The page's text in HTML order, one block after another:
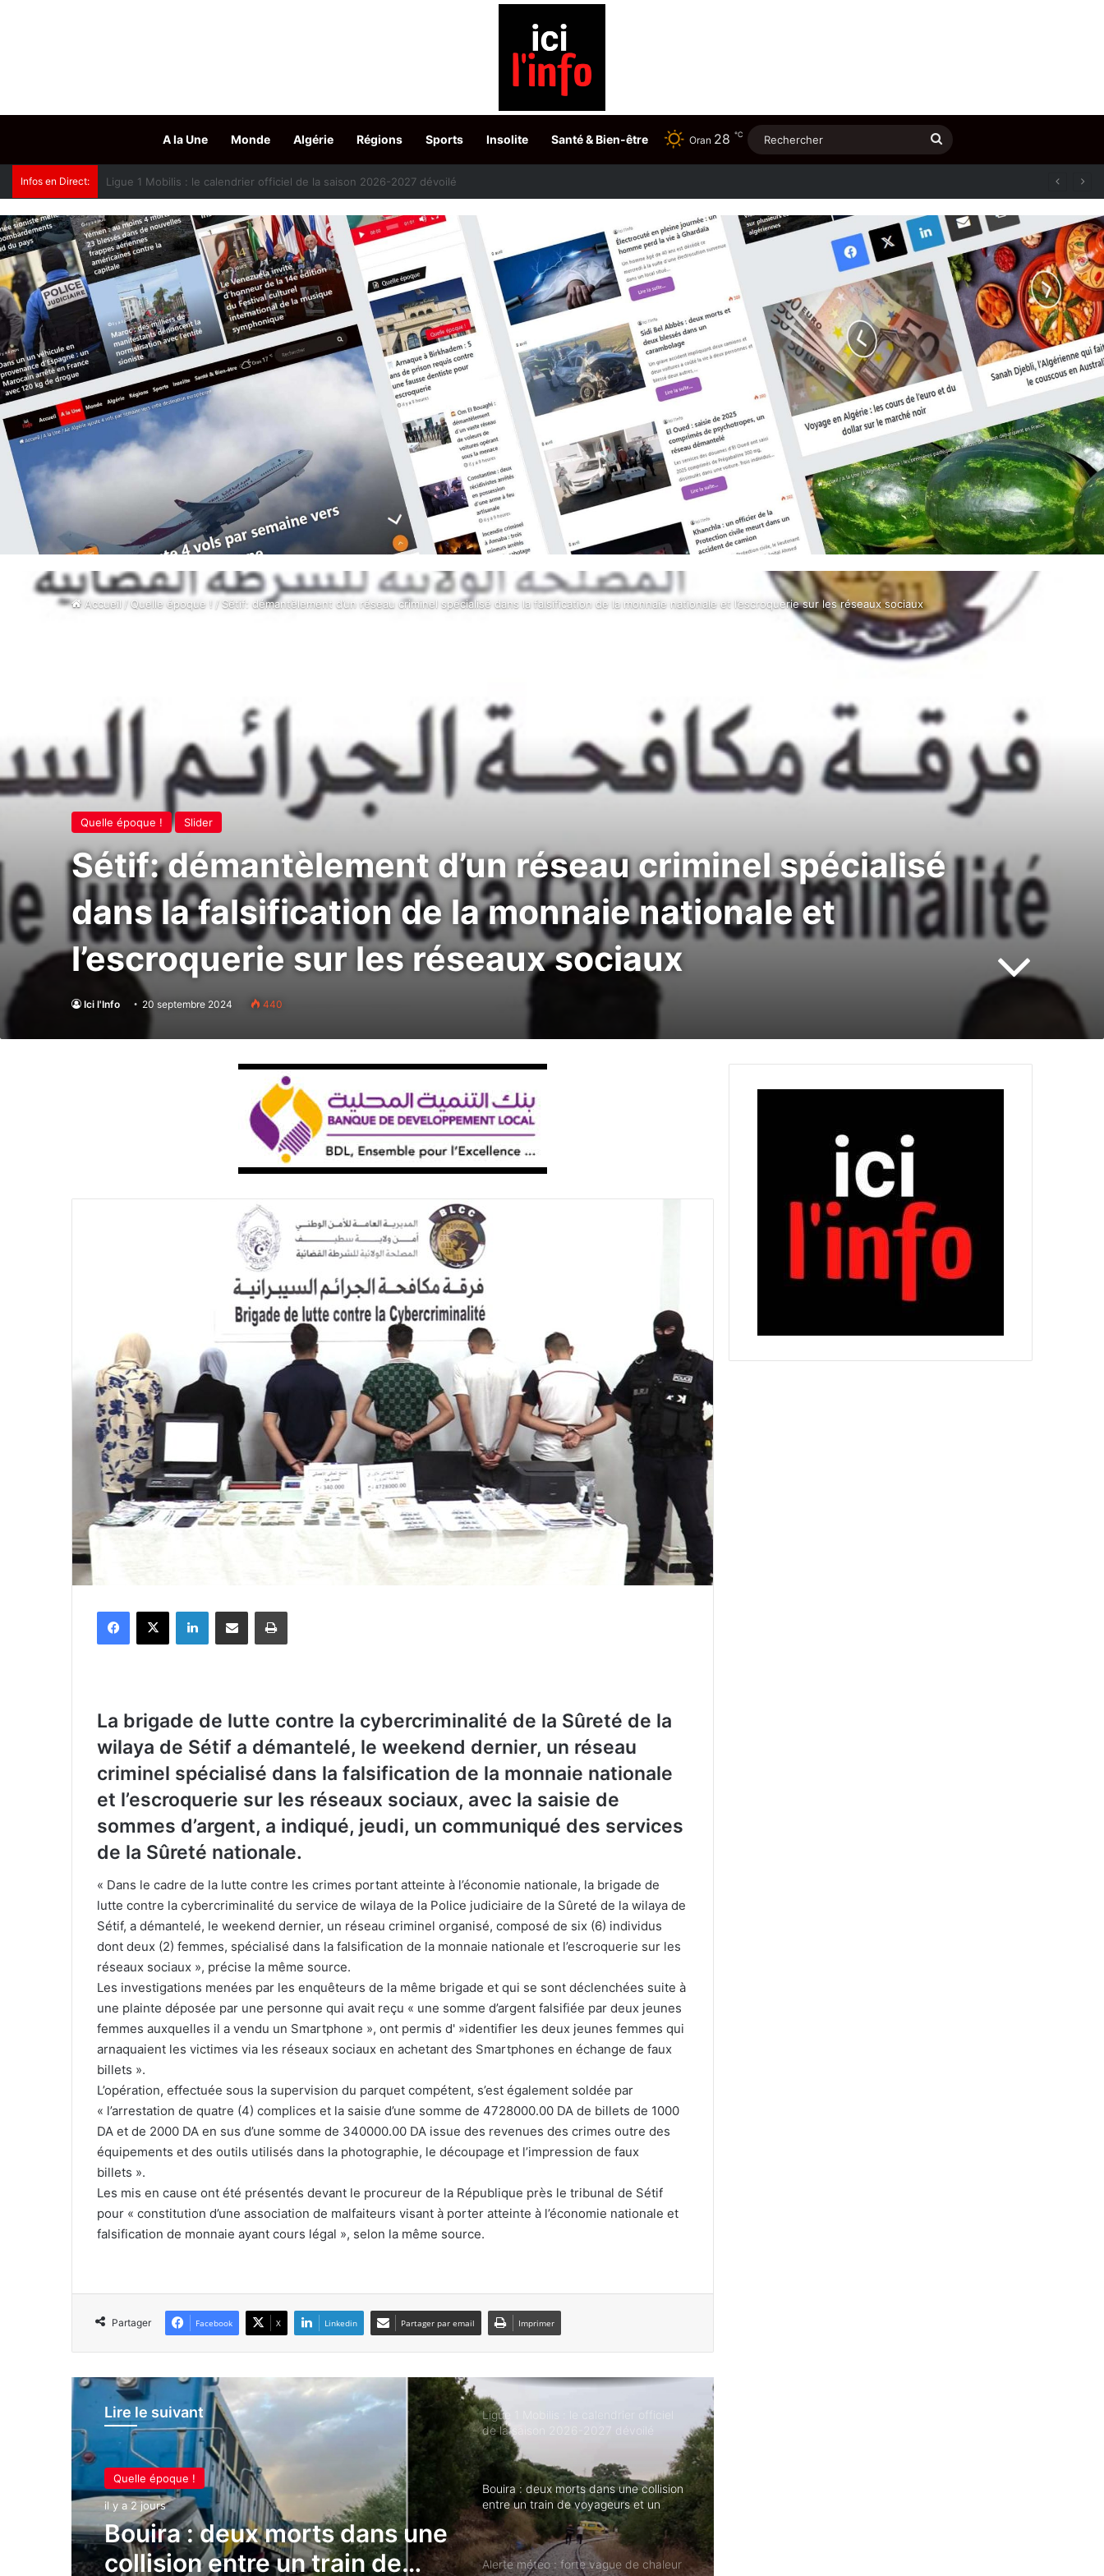
A la Une Monde Algérie Régions Sports Insolite Santé & Bien-être Oran 28 ℃ Rechercher
Infos en Direct: Oued Smar : le cinéma en plein air fait son grand retour
Accueil /Quelle époque ! /Sétif: démantèlement d’un réseau criminel spécialisé dans la falsification de la monnaie nationale et l’escroquerie sur les réseaux sociaux
Quelle époque ! Slider
Sétif: démantèlement d’un réseau criminel spécialisé
dans la falsification de la monnaie nationale et
l’escroquerie sur les réseaux sociaux
Ici l'Info 20 septembre 2024 440
La brigade de lutte contre la cybercriminalité de la Sûreté de la
wilaya de Sétif a démantelé, le weekend dernier, un réseau
criminel spécialisé dans la falsification de la monnaie nationale
et l’escroquerie sur les réseaux sociaux, avec la saisie de
sommes d’argent, a indiqué, jeudi, un communiqué des services
de la Sûreté nationale.
« Dans le cadre de la lutte contre les crimes portant atteinte à l’économie nationale, la brigade de
lutte contre la cybercriminalité du service de wilaya de la Police judiciaire de la Sûreté de la wilaya de
Sétif, a démantelé, le weekend dernier, un réseau criminel organisé, composé de six (6) individus
dont deux (2) femmes, spécialisé dans la falsification de la monnaie nationale et l’escroquerie sur les
réseaux sociaux », précise la même source.
Les investigations menées par les enquêteurs de la même brigade et qui se sont déclenchées suite à
une plainte déposée par une personne qui avait reçu « une somme d’argent falsifiée par deux jeunes
femmes auxquelles il a vendu un Smartphone », ont permis d' »identifier les deux jeunes femmes qui
arnaquaient les victimes via les réseaux sociaux en achetant des Smartphones en échange de faux
billets ».
L’opération, effectuée sous la supervision du parquet compétent, s’est également soldée par
« l’arrestation de quatre (4) complices et la saisie d’une somme de 4728000.00 DA de billets de 1000
DA et de 2000 DA en sus d’une somme de 340000.00 DA issue des revenues des crimes outre des
équipements et des outils utilisés dans la photographie, le découpage et l’impression de faux
billets ».
Les mis en cause ont été présentés devant le procureur de la République près le tribunal de Sétif
pour « constitution d’une association de malfaiteurs visant à porter atteinte à l’économie nationale et
falsification de monnaie ayant cours légal », selon la même source.
Partager Facebook X Linkedin Partager par email Imprimer
Lire le suivant
Quelle époque !
il y a 2 jours
Bouira : deux morts dans une
collision entre un train de
La FAF officialise le départ de Vladimir
Petković
Petković bientôt sur le banc de
l’Arabie saoudite ?
Les Vertes dominent le Kenya et filent
en quarts de finale
Titraoui jusqu’en 2031
Ligue 1 Mobilis : le calendrier officiel
de la saison 2026-2027 dévoilé
Bouira : deux morts dans une collision
entre un train de voyageurs et un
véhicule
Alerte météo : forte vague de chaleur